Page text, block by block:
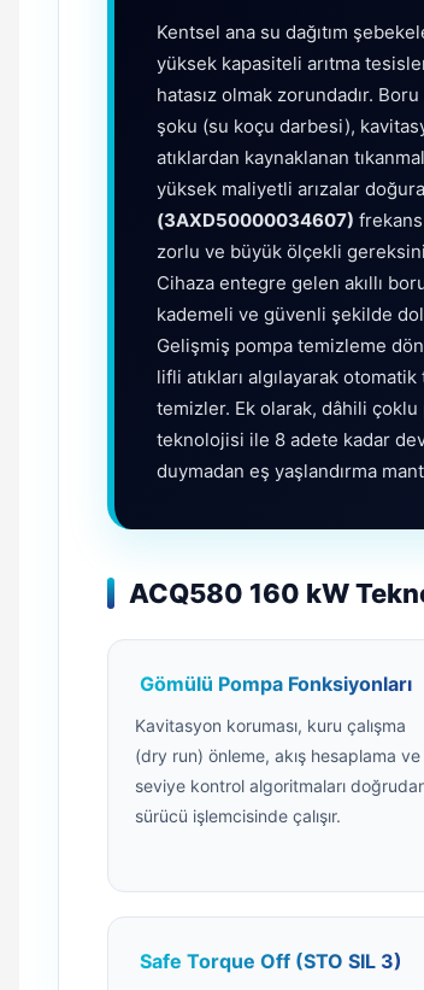
Kentsel ana su dağıtım
yüksek kapasiteli arıtma
hatasız olmak zorundadır.
şoku (su koçu darbesi),
atıklardan kaynaklanan
yüksek maliyetli arızalar
(3AXD50000034607)
zorlu ve büyük ölçekli
Cihaza entegre gelen akıllı
kademeli ve güvenli şekilde
Gelişmiş pompa temizleme
lifli atıkları algılayarak
temizler. Ek olarak, dâhili
teknolojisi ile 8 adete kadar dev
duymadan eş yaşlandırma
ACQ580 160 kW
Gömülü Pompa Fonksiyonları
Kavitasyon koruması, kuru çalışma
(dry run) önleme, akış hesaplama ve
seviye kontrol algoritmaları
sürücü işlemcisinde çalışır.
Safe Torque Off (STO SIL 3)